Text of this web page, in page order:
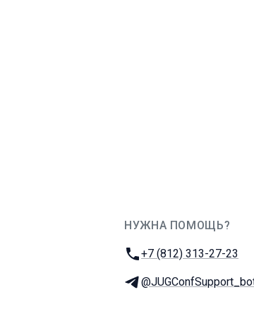
НУЖНА ПОМОЩЬ?
Телефон:
+7 (812) 313-27-23
Телеграм: